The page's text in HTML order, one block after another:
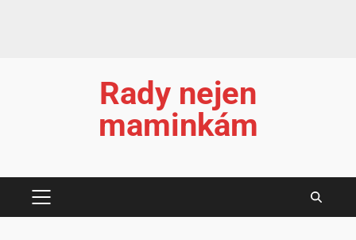
Rady nejen
maminkám